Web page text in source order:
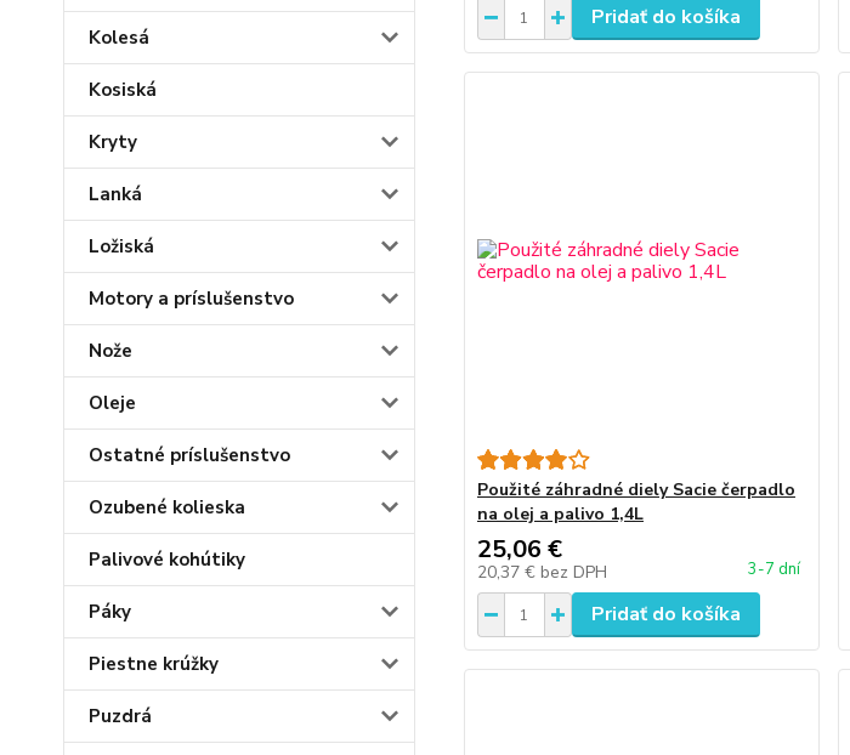
Kolesá
Kosiská
Kryty
Lanká
Ložiská
Motory a príslušenstvo
Nože
Oleje
Ostatné príslušenstvo
Ozubené kolieska
Palivové kohútiky
Páky
Piestne krúžky
Puzdrá
Pridať do košíka
Použité záhradné diely Sacie čerpadlo
na olej a palivo 1,4L
25,06 €
20,37 € bez DPH 3-7 dní
Pridať do košíka